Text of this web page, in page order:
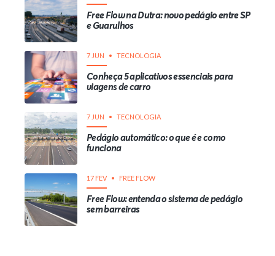
Free Flow na Dutra: novo pedágio entre SP
e Guarulhos
7 JUN TECNOLOGIA
Conheça 5 aplicativos essenciais para
viagens de carro
7 JUN TECNOLOGIA
Pedágio automático: o que é e como
funciona
17 FEV FREE FLOW
Free Flow: entenda o sistema de pedágio
sem barreiras